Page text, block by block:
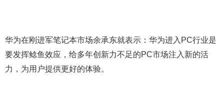
华为在刚进军笔记本市场余承东就表示：华为进入PC行业是
要发挥鲶鱼效应，给多年创新力不足的PC市场注入新的活
力，为用户提供更好的体验。